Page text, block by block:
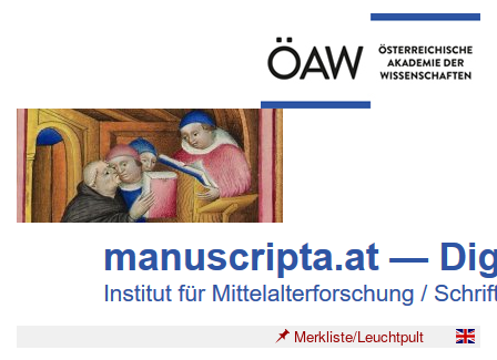
Merkliste/Leuchtpult